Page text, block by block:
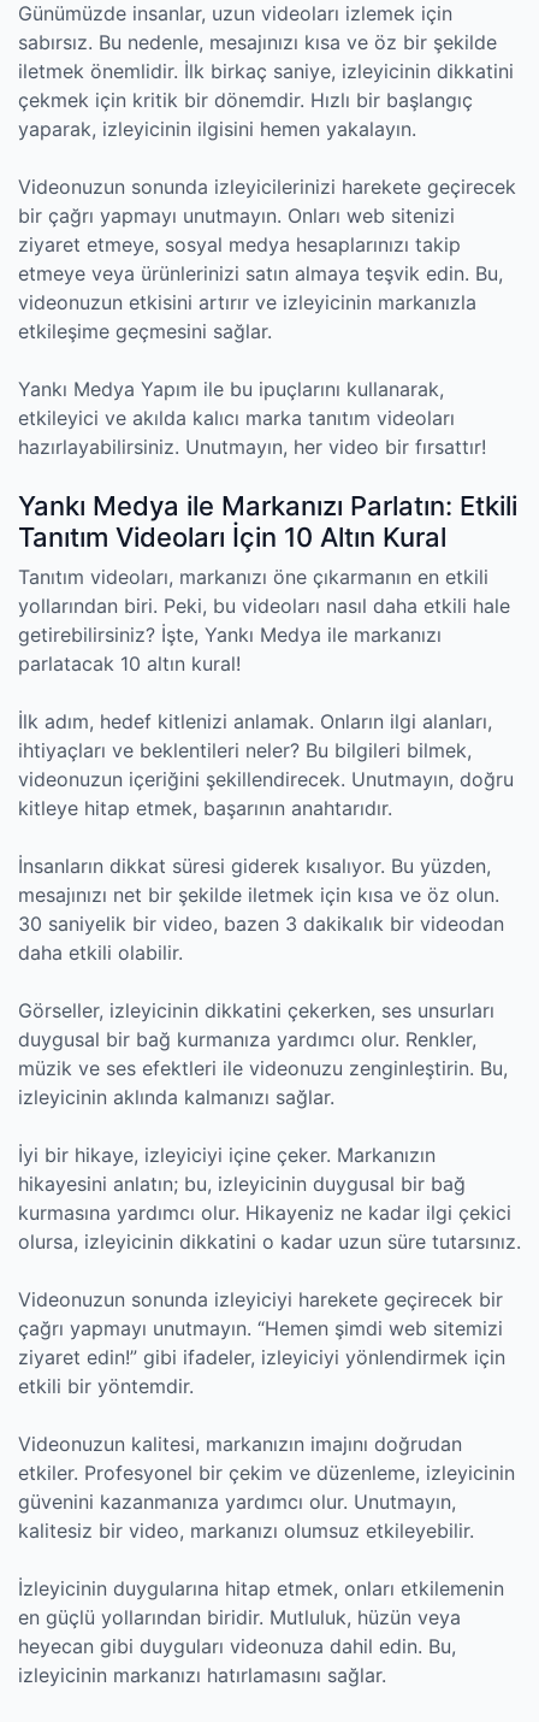
Günümüzde insanlar, uzun videoları izlemek için
sabırsız. Bu nedenle, mesajınızı kısa ve öz bir şekilde
iletmek önemlidir. İlk birkaç saniye, izleyicinin dikkatini
çekmek için kritik bir dönemdir. Hızlı bir başlangıç
yaparak, izleyicinin ilgisini hemen yakalayın.
Videonuzun sonunda izleyicilerinizi harekete geçirecek
bir çağrı yapmayı unutmayın. Onları web sitenizi
ziyaret etmeye, sosyal medya hesaplarınızı takip
etmeye veya ürünlerinizi satın almaya teşvik edin. Bu,
videonuzun etkisini artırır ve izleyicinin markanızla
etkileşime geçmesini sağlar.
Yankı Medya Yapım ile bu ipuçlarını kullanarak,
etkileyici ve akılda kalıcı marka tanıtım videoları
hazırlayabilirsiniz. Unutmayın, her video bir fırsattır!
Yankı Medya ile Markanızı Parlatın: Etkili
Tanıtım Videoları İçin 10 Altın Kural
Tanıtım videoları, markanızı öne çıkarmanın en etkili
yollarından biri. Peki, bu videoları nasıl daha etkili hale
getirebilirsiniz? İşte, Yankı Medya ile markanızı
parlatacak 10 altın kural!
İlk adım, hedef kitlenizi anlamak. Onların ilgi alanları,
ihtiyaçları ve beklentileri neler? Bu bilgileri bilmek,
videonuzun içeriğini şekillendirecek. Unutmayın, doğru
kitleye hitap etmek, başarının anahtarıdır.
İnsanların dikkat süresi giderek kısalıyor. Bu yüzden,
mesajınızı net bir şekilde iletmek için kısa ve öz olun.
30 saniyelik bir video, bazen 3 dakikalık bir videodan
daha etkili olabilir.
Görseller, izleyicinin dikkatini çekerken, ses unsurları
duygusal bir bağ kurmanıza yardımcı olur. Renkler,
müzik ve ses efektleri ile videonuzu zenginleştirin. Bu,
izleyicinin aklında kalmanızı sağlar.
İyi bir hikaye, izleyiciyi içine çeker. Markanızın
hikayesini anlatın; bu, izleyicinin duygusal bir bağ
kurmasına yardımcı olur. Hikayeniz ne kadar ilgi çekici
olursa, izleyicinin dikkatini o kadar uzun süre tutarsınız.
Videonuzun sonunda izleyiciyi harekete geçirecek bir
çağrı yapmayı unutmayın. “Hemen şimdi web sitemizi
ziyaret edin!” gibi ifadeler, izleyiciyi yönlendirmek için
etkili bir yöntemdir.
Videonuzun kalitesi, markanızın imajını doğrudan
etkiler. Profesyonel bir çekim ve düzenleme, izleyicinin
güvenini kazanmanıza yardımcı olur. Unutmayın,
kalitesiz bir video, markanızı olumsuz etkileyebilir.
İzleyicinin duygularına hitap etmek, onları etkilemenin
en güçlü yollarından biridir. Mutluluk, hüzün veya
heyecan gibi duyguları videonuza dahil edin. Bu,
izleyicinin markanızı hatırlamasını sağlar.